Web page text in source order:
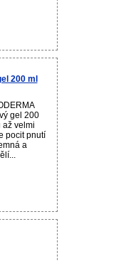
200 ml
gel 200
až velmi
pocit pnutí
a